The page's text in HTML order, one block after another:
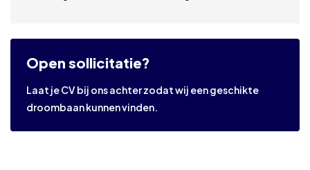
Open sollicitatie?
Laat je CV bij ons achter zodat wij een geschikte
droombaan kunnen vinden.